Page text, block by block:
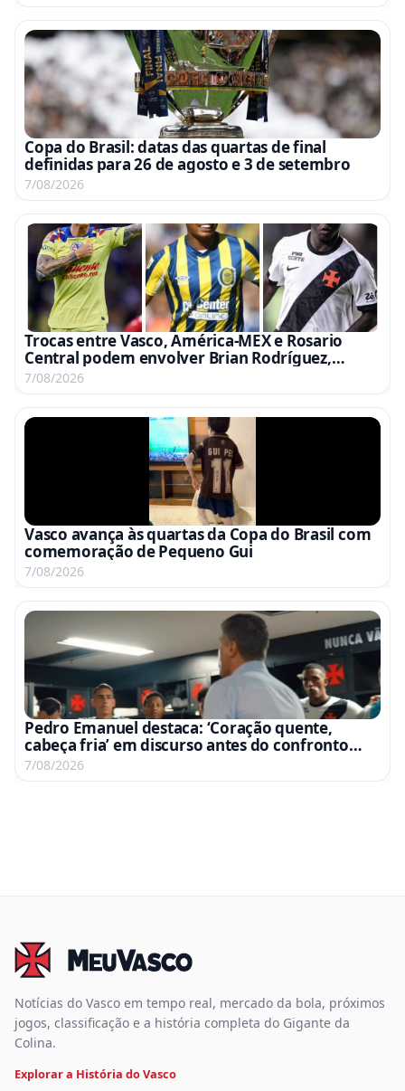
Copa do Brasil: datas das quartas de final
definidas para 26 de agosto e 3 de setembro
7/08/2026
Trocas entre Vasco, América-MEX e Rosario
Central podem envolver Brian Rodríguez,
Campaz e Marino
7/08/2026
Vasco avança às quartas da Copa do Brasil com
comemoração de Pequeno Gui
7/08/2026
Pedro Emanuel destaca: ‘Coração quente,
cabeça fria’ em discurso antes do confronto
com o Fluminense
7/08/2026
Notícias do Vasco em tempo real, mercado da bola, próximos
jogos, classificação e a história completa do Gigante da
Colina.
Explorar a História do Vasco